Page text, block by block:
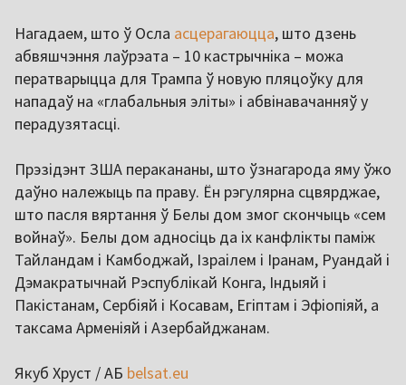
Нагадаем, што ў Осла асцерагаюцца, што дзень
абвяшчэння лаўрэата – 10 кастрычніка – можа
ператварыцца для Трампа ў новую пляцоўку для
нападаў на «глабальныя эліты» і абвінавачанняў у
перадузятасці.
Прэзідэнт ЗША перакананы, што ўзнагарода яму ўжо
даўно належыць па праву. Ён рэгулярна сцвярджае,
што пасля вяртання ў Белы дом змог скончыць «сем
войнаў». Белы дом адносіць да іх канфлікты паміж
Тайландам і Камбоджай, Ізраілем і Іранам, Руандай і
Дэмакратычнай Рэспублікай Конга, Індыяй і
Пакістанам, Сербіяй і Косавам, Егіптам і Эфіопіяй, а
таксама Арменіяй і Азербайджанам.
Якуб Хруст / АБ belsat.eu